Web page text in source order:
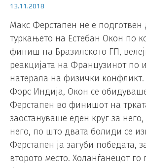
13.11.2018
Макс Ферстапен не е подготвен
туркањето на Естебан Окон по
финиш на Бразилското ГП,
реакцијата на Французинот по
натерала на физички конфликт.
Форс Индија, Окон се
Ферстапен во финишот на
заостануваше еден круг за
него, по што двата болиди се
Ферстапен ја загуби победата,
второто место. Холанѓанецот